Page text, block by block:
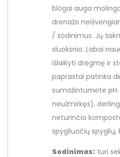
blogai auga
drenažo
/ sodinimus. Jų
sluoksnio. Labai
išlaikyti drėgmę ir
paprastai patinka
sumažintumėte
neužmirkęs),
neturinčio
spygliuočių
Sodinimas: turi